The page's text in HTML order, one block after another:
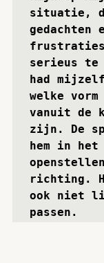
situatie,
gedachten
serieus te
had
welke
vanuit de
zijn. De
hem in
richting.
ook niet
passen.